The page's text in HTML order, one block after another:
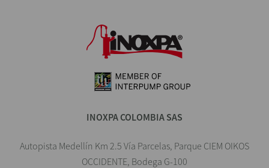
INOXPA COLOMBIA SAS
Autopista Medellín Km 2.5 Vía Parcelas, Parque CIEM OIKOS
OCCIDENTE, Bodega G-100